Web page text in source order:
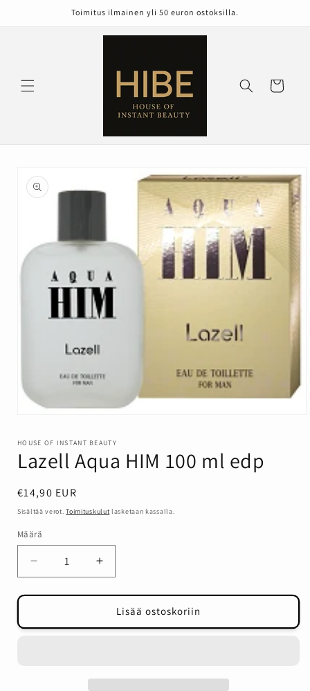
Toimitus ilmainen yli 50 euron ostoksilla.
Ostoskori
tuotetietoihin
1
ikkunassa
HOUSE OF INSTANT BEAUTY
Lazell Aqua HIM 100 ml edp
Normaalihinta
€14,90 EUR
Sisältää verot.Toimituskulut lasketaan kassalla.
Määrä
Määrä
Vähennä
tuotteen
Lazell
HIM
Lisää
tuotteen
Lazell
Aqua
HIM
määrää
Lisää ostoskoriin